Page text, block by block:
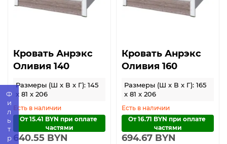
Фильтр
Кровать Анрэкс
Оливия 140
Размеры (Ш x В x Г): 145
x 81 x 206
Есть в наличии
От 15.41 BYN при оплате
частями
640.55 BYN
Кровать Анрэкс
Оливия 160
Размеры (Ш x В x Г): 165
x 81 x 206
Есть в наличии
От 16.71 BYN при оплате
частями
694.67 BYN